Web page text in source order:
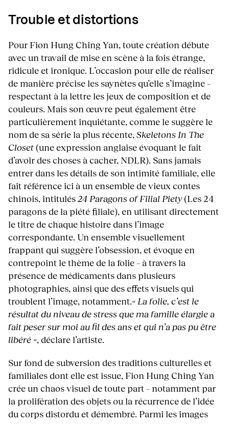
Trouble et distortions
Pour Fion Hung Ching Yan, toute création débute
avec un travail de mise en scène à la fois étrange,
ridicule et ironique. L’occasion pour elle de réaliser
de manière précise les saynètes qu’elle s’imagine –
respectant à la lettre les jeux de composition et de
couleurs. Mais son œuvre peut également être
particulièrement inquiétante, comme le suggère le
nom de sa série la plus récente,Skeletons In The
Closet(une expression anglaise évoquant le fait
d’avoir des choses à cacher, NDLR). Sans jamais
entrer dans les détails de son intimité familiale, elle
fait référence ici à un ensemble de vieux contes
chinois, intitulés24 Paragons of Filial Piety(Les 24
paragons de la piété filiale), en utilisant directement
le titre de chaque histoire dans l’image
correspondante. Un ensemble visuellement
frappant qui suggère l’obsession, et évoque en
contrepoint le thème de la folie – à travers la
présence de médicaments dans plusieurs
photographies, ainsi que des effets visuels qui
troublent l’image, notamment.« La folie, c’est le
résultat du niveau de stress que ma famille élargie a
fait peser sur moi au fil des ans et qui n’a pas pu être
libéré », déclare l’artiste.
Sur fond de subversion des traditions culturelles et
familiales dont elle est issue, Fion Hung Ching Yan
crée un chaos visuel de toute part – notamment par
la prolifération des objets ou la récurrence de l’idée
du corps distordu et démembré. Parmi les images